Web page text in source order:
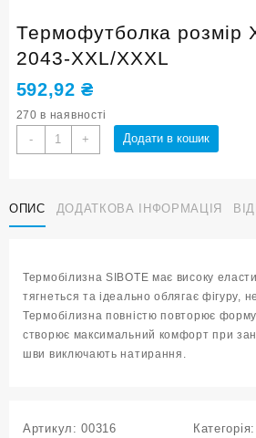
Термофутболка розмір
2043-XXL/XXXL
592,92₴
270 в наявності
-
Термофутболка
розмір
2043-
XXL/XXXL
+ Додати в кошик
ОПИС ДОДАТКОВА ІНФОРМАЦІЯ
Термобілизна SIBOTE має високу
тягнеться та ідеально облягає фігуру,
Термобілизна повністю повторює
створює максимальний комфорт при
шви виключають натирання.
Артикул:00316 Категорія: